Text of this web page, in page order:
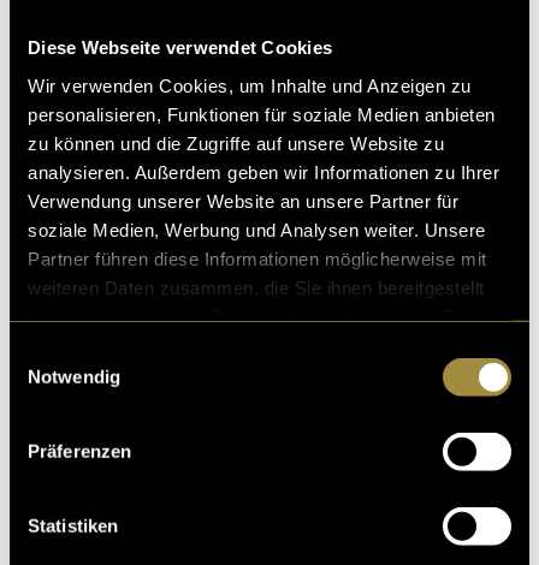
Diese Webseite verwendet Cookies
Wir verwenden Cookies, um Inhalte und Anzeigen zu
personalisieren, Funktionen für soziale Medien anbieten
zu können und die Zugriffe auf unsere Website zu
analysieren. Außerdem geben wir Informationen zu Ihrer
Verwendung unserer Website an unsere Partner für
soziale Medien, Werbung und Analysen weiter. Unsere
Partner führen diese Informationen möglicherweise mit
weiteren Daten zusammen, die Sie ihnen bereitgestellt
Notwendig
Präferenzen
Statistiken